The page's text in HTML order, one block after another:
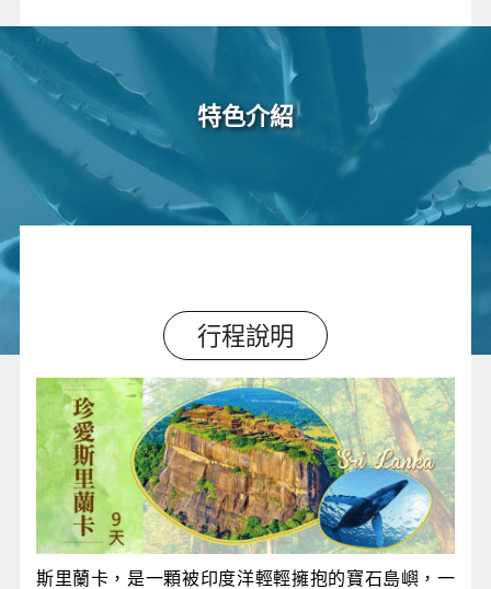
特色介紹
行程說明
斯里蘭卡，是一顆被印度洋輕輕擁抱的寶石島嶼，一